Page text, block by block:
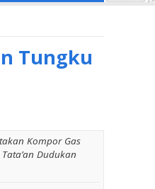
Tungku
Kompor Gas
Dudukan